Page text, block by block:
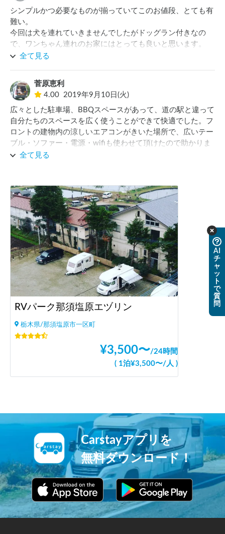
シンプルかつ必要なものが揃っていてこのお値段、とても有
難い。
今回は犬を連れていきませんでしたがドッグラン付きなの
で、ワンちゃん連れのお家にはとっても良いと思います。
近くの温泉の券を少しお安く買わせて頂き、その帰りにオス
また那須方面に行く際はお世話になりたいです。
全て見る
菅原恵利
4.00 2019年9月10日(火)
広々とした駐車場、BBQスペースがあって、道の駅と違って
自分たちのスペースを広く使うことができて快適でした。フ
ロントの建物内の涼しいエアコンがきいた場所で、広いテー
ブル・ソファー・電源・wifiも使わせて頂けたので助かりま
した。トイレ・シャワーは簡易的なものです。タイミング合
かったです！あとは栃木といえば日光というイメージが強い
ですが、実は大田原周辺も楽しいところが沢山あるよと親切
に教えてもらいました。日光も近いのでそちらまで行くのも
いいですが、せっかく行くなら大田原を堪能した方が良さそ
うです。車中泊した翌日、ホストさんにおすすめしてもらっ
た近所のお寿司屋さん「ひまわり」のランチに行きました。
本格的な高そうなお寿司屋さんで美味しいのに、ランチは
800円〜とかなりリーズナブルで驚きました。近くの温泉
（車ですぐ）が600円のところ、エヅリンでチケットを買う
と500円で行けるということで、そちらの温泉に行きました
が、広くてとても綺麗な温泉施設で良かったので、ゆっくり
お風呂に入りたい人はエヅリン施設のシャワーではなく、エ
ヅリンでチケットを買って温泉に行くのがおすすめです。
全て見る
RVパーク那須塩原エヅリン
栃木県/那須塩原市一区町
¥3,500〜/24時間
( 1泊¥3,500〜/ 人 )
AI
チ
ャ
ッ
ト
で
質
問
Carstayアプリを
無料ダウンロード！